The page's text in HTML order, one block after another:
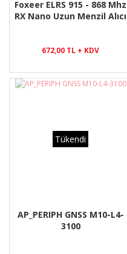
Foxeer ELRS 915 - 868 Mhz
RX Nano Uzun Menzil Alıcı
672,00 TL + KDV
Tükendi
AP_PERIPH GNSS M10-L4-
3100